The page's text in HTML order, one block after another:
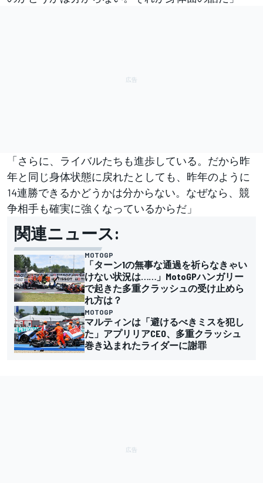
「さらに、ライバルたちも進歩している。だから昨
年と同じ身体状態に戻れたとしても、昨年のように
14連勝できるかどうかは分からない。なぜなら、競
争相手も確実に強くなっているからだ」
関連ニュース:
MOTOGP
「ターン1の無事な通過を祈らなきゃい
けない状況は……」MotoGPハンガリー
で起きた多重クラッシュの受け止めら
れ方は？
MOTOGP
マルティンは「避けるべきミスを犯し
た」アプリリアCEO、多重クラッシュ
巻き込まれたライダーに謝罪